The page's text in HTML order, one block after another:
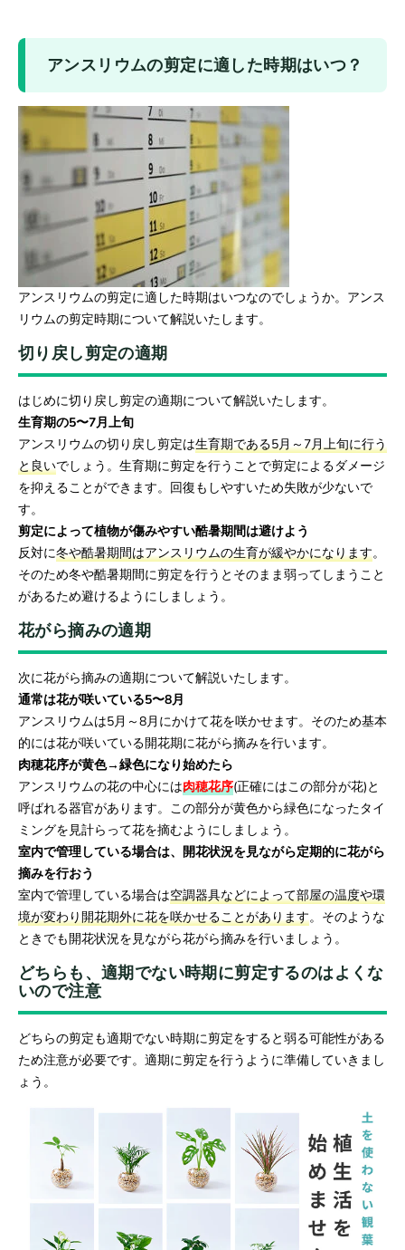
アンスリウムの剪定に適した時期はいつ？
アンスリウムの剪定に適した時期はいつなのでしょうか。アンス
リウムの剪定時期について解説いたします。
切り戻し剪定の適期
はじめに切り戻し剪定の適期について解説いたします。
生育期の5〜7月上旬
アンスリウムの切り戻し剪定は生育期である5月～7月上旬に行う
と良いでしょう。生育期に剪定を行うことで剪定によるダメージ
を抑えることができます。回復もしやすいため失敗が少ないで
す。
剪定によって植物が傷みやすい酷暑期間は避けよう
反対に冬や酷暑期間はアンスリウムの生育が緩やかになります。
そのため冬や酷暑期間に剪定を行うとそのまま弱ってしまうこと
があるため避けるようにしましょう。
花がら摘みの適期
次に花がら摘みの適期について解説いたします。
通常は花が咲いている5〜8月
アンスリウムは5月～8月にかけて花を咲かせます。そのため基本
的には花が咲いている開花期に花がら摘みを行います。
肉穂花序が黄色→緑色になり始めたら
アンスリウムの花の中心には肉穂花序(正確にはこの部分が花)と
呼ばれる器官があります。この部分が黄色から緑色になったタイ
ミングを見計らって花を摘むようにしましょう。
室内で管理している場合は、開花状況を見ながら定期的に花がら
摘みを行おう
室内で管理している場合は空調器具などによって部屋の温度や環
境が変わり開花期外に花を咲かせることがあります。そのような
ときでも開花状況を見ながら花がら摘みを行いましょう。
どちらも、適期でない時期に剪定するのはよくな
いので注意
どちらの剪定も適期でない時期に剪定をすると弱る可能性がある
ため注意が必要です。適期に剪定を行うように準備していきまし
ょう。